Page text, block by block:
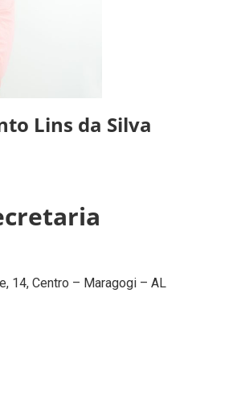
Lins da Silva
14, Centro – Maragogi – AL